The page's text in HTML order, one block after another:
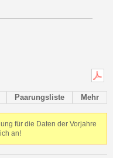
Paarungsliste Mehr
für die Daten der Vorjahre
an!